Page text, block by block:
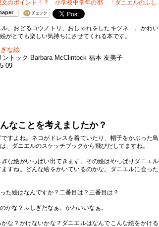
。おどるコウノトリ、おしゃれをしたキツネ…。かわい
がとても楽しい気持ちにさせてくれる本です。
な絵
ントック Barbara McClintock 福本 友美子
09
なことを考えましたか？
すよね。ネコがドレスを着ていたり、帽子をかぶった鳥
、ダニエルのスケッチブックから飛びだしてますね。
な絵がいっぱい出てきます。その絵はやっぱりダニエル
すね。どんな絵をかいているのかな。ダニエルに会った
た絵はなんですか？二番目は？三番目は？
かな？ふしぎだなぁ。かわいいなぁ。
な？かけないかな？ダニエルはなんでこんな絵をかける